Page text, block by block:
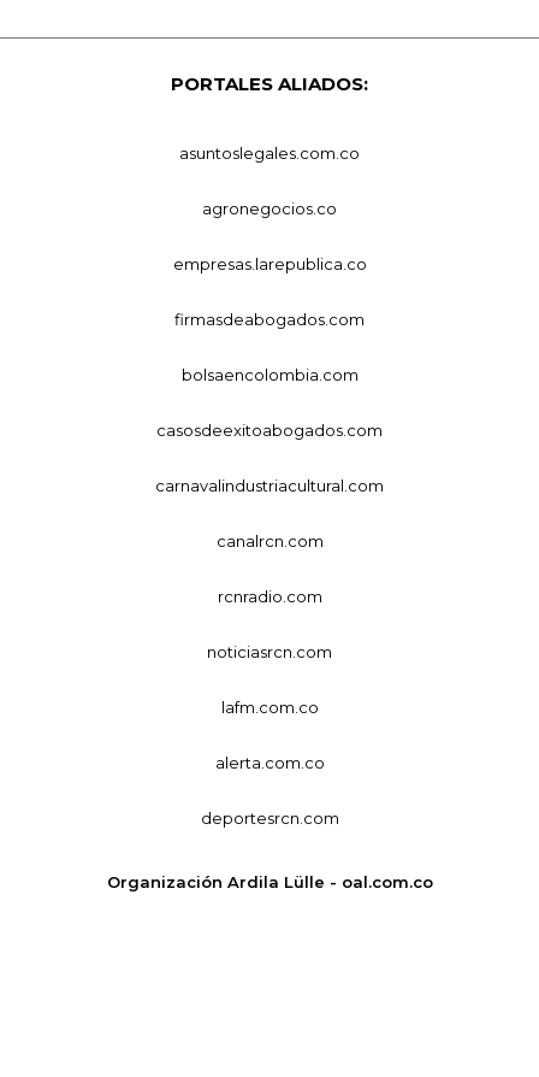
PORTALES ALIADOS:
asuntoslegales.com.co
agronegocios.co
empresas.larepublica.co
firmasdeabogados.com
bolsaencolombia.com
casosdeexitoabogados.com
carnavalindustriacultural.com
canalrcn.com
rcnradio.com
noticiasrcn.com
lafm.com.co
alerta.com.co
deportesrcn.com
Organización Ardila Lülle - oal.com.co